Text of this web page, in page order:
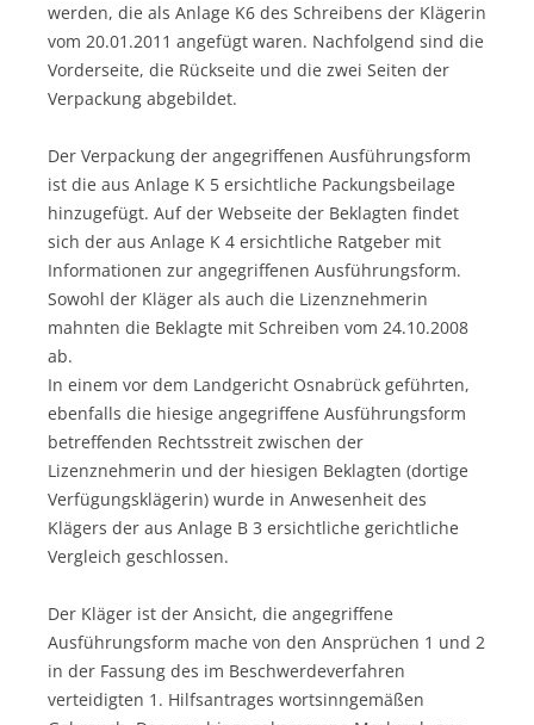
werden, die als Anlage K6 des Schreibens der Klägerin
vom 20.01.2011 angefügt waren. Nachfolgend sind die
Vorderseite, die Rückseite und die zwei Seiten der
Verpackung abgebildet.
Der Verpackung der angegriffenen Ausführungsform
ist die aus Anlage K 5 ersichtliche Packungsbeilage
hinzugefügt. Auf der Webseite der Beklagten findet
sich der aus Anlage K 4 ersichtliche Ratgeber mit
Informationen zur angegriffenen Ausführungsform.
Sowohl der Kläger als auch die Lizenznehmerin
mahnten die Beklagte mit Schreiben vom 24.10.2008
ab.
In einem vor dem Landgericht Osnabrück geführten,
ebenfalls die hiesige angegriffene Ausführungsform
betreffenden Rechtsstreit zwischen der
Lizenznehmerin und der hiesigen Beklagten (dortige
Verfügungsklägerin) wurde in Anwesenheit des
Klägers der aus Anlage B 3 ersichtliche gerichtliche
Vergleich geschlossen.
Der Kläger ist der Ansicht, die angegriffene
Ausführungsform mache von den Ansprüchen 1 und 2
in der Fassung des im Beschwerdeverfahren
verteidigten 1. Hilfsantrages wortsinngemäßen